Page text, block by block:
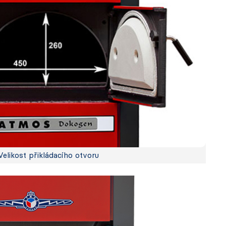
přikládacího otvoru